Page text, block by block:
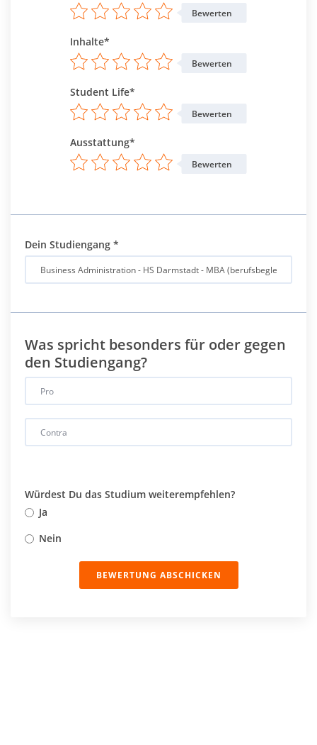
Bewerten
Inhalte*
Bewerten
Student Life*
Bewerten
Ausstattung*
Bewerten
Dein Studiengang *
Was spricht besonders für oder gegen
den Studiengang?
Würdest Du das Studium weiterempfehlen?
Ja
Nein
BEWERTUNG ABSCHICKEN